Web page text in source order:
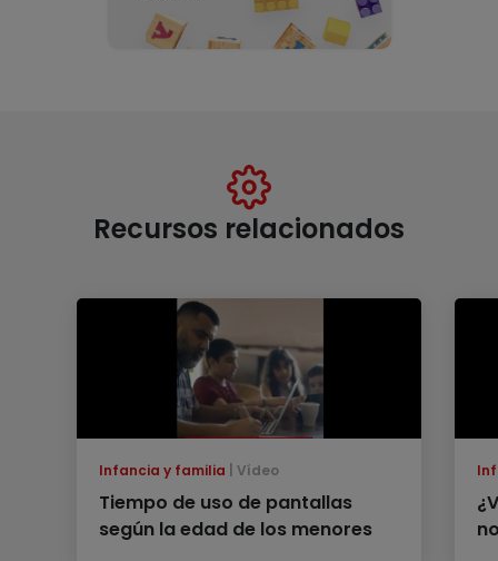
Recursos relacionados
Infancia y familia Vídeo
Tiempo de uso de pantallas
según la edad de los menores